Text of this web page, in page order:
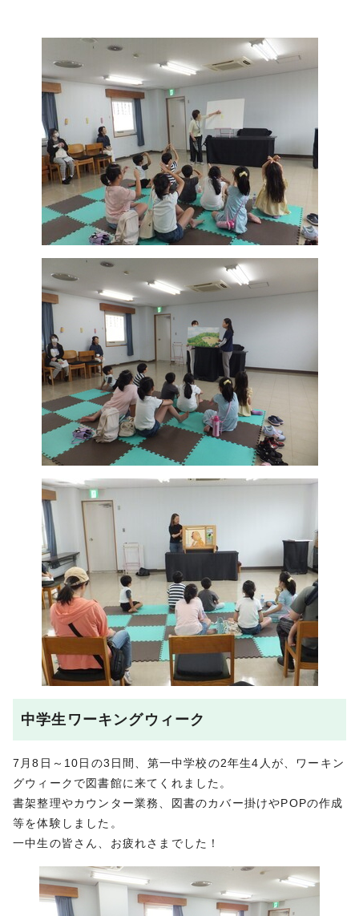
中学生ワーキングウィーク
7月8日～10日の3日間、第一中学校の2年生4人が、ワーキン
グウィークで図書館に来てくれました。
書架整理やカウンター業務、図書のカバー掛けやPOPの作成
等を体験しました。
一中生の皆さん、お疲れさまでした！